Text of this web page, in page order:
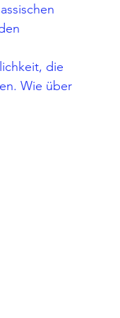
die
Wie über